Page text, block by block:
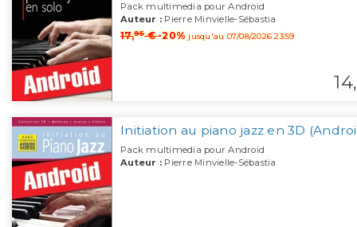
Pack multimedia pour Android
Auteur : Pierre Minvielle-Sébastia
17,95€-20%jusqu'au 07/08/2026 23:59
14,
Initiation au piano jazz en 3D
Pack multimedia pour Android
Auteur : Pierre Minvielle-Sébastia